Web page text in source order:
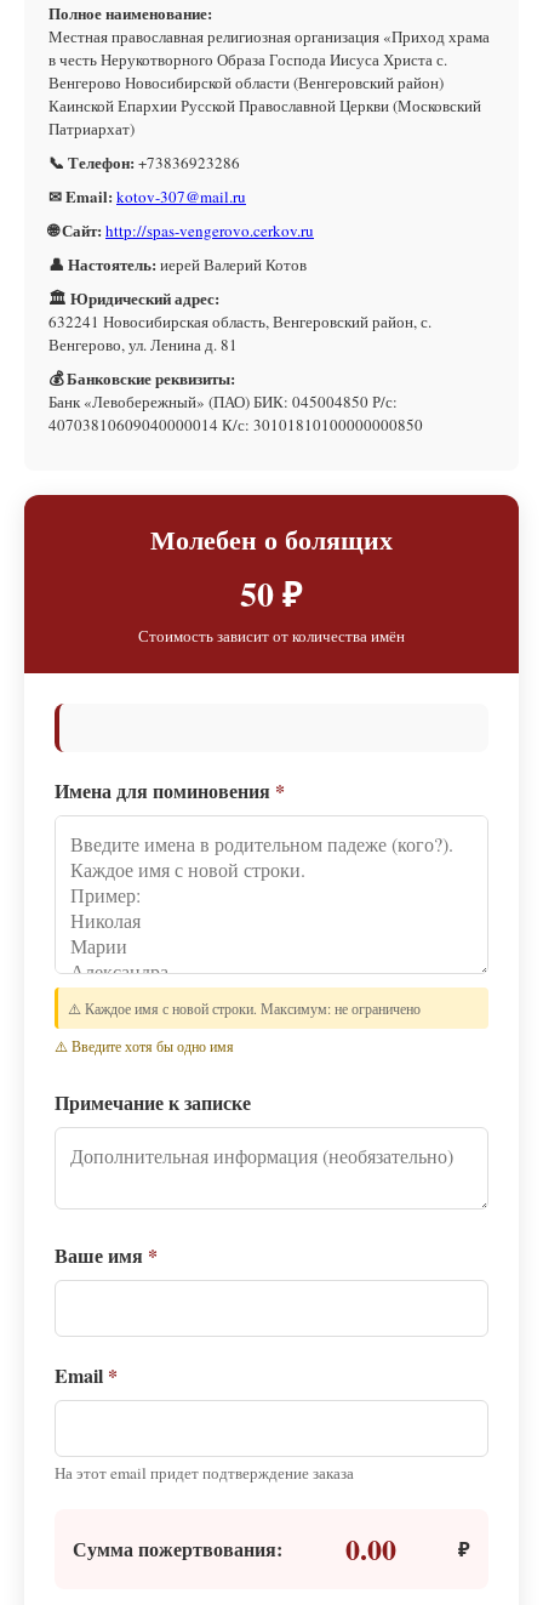
Полное наименование:
Местная православная религиозная организация «Приход храма
в честь Нерукотворного Образа Господа Иисуса Христа с.
Венгерово Новосибирской области (Венгеровский район)
Каинской Епархии Русской Православной Церкви (Московский
Патриархат)
📞 Телефон: +73836923286
✉ Email: kotov-307@mail.ru
🌐 Сайт: http://spas-vengerovo.cerkov.ru
👤 Настоятель: иерей Валерий Котов
🏛 Юридический адрес:
632241 Новосибирская область, Венгеровский район, с.
Венгерово, ул. Ленина д. 81
💰 Банковские реквизиты:
Банк «Левобережный» (ПАО) БИК: 045004850 Р/с:
40703810609040000014 К/с: 30101810100000000850
Молебен о болящих
50 ₽
Стоимость зависит от количества имён
Имена для поминовения *
⚠️ Каждое имя с новой строки. Максимум: не ограничено
⚠️ Введите хотя бы одно имя
Примечание к записке
Ваше имя *
Email *
На этот email придет подтверждение заказа
Сумма пожертвования: 0.00 ₽